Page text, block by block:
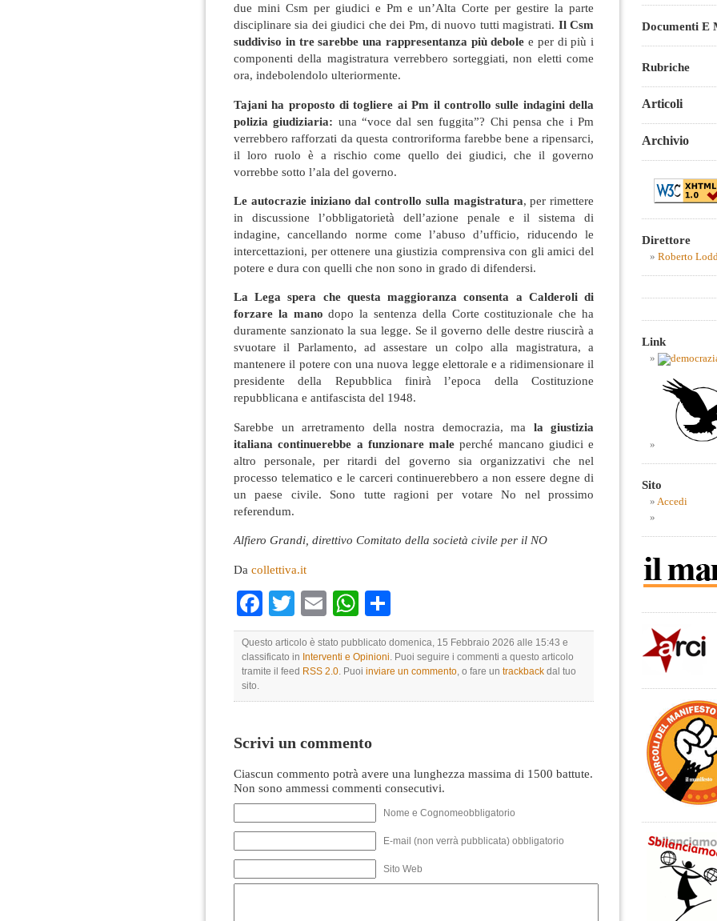
due mini Csm per giudici e Pm e un’Alta Corte per gestire la parte
disciplinare sia dei giudici che dei Pm, di nuovo tutti magistrati. Il Csm
suddiviso in tre sarebbe una rappresentanza più debole e per di più i
componenti della magistratura verrebbero sorteggiati, non eletti come
ora, indebolendolo ulteriormente.
Tajani ha proposto di togliere ai Pm il controllo sulle indagini della
polizia giudiziaria: una “voce dal sen fuggita”? Chi pensa che i Pm
verrebbero rafforzati da questa controriforma farebbe bene a ripensarci,
il loro ruolo è a rischio come quello dei giudici, che il governo
vorrebbe sotto l’ala del governo.
Le autocrazie iniziano dal controllo sulla magistratura, per rimettere
in discussione l’obbligatorietà dell’azione penale e il sistema di
indagine, cancellando norme come l’abuso d’ufficio, riducendo le
intercettazioni, per ottenere una giustizia comprensiva con gli amici del
potere e dura con quelli che non sono in grado di difendersi.
La Lega spera che questa maggioranza consenta a Calderoli di
forzare la mano dopo la sentenza della Corte costituzionale che ha
duramente sanzionato la sua legge. Se il governo delle destre riuscirà a
svuotare il Parlamento, ad assestare un colpo alla magistratura, a
mantenere il potere con una nuova legge elettorale e a ridimensionare il
presidente della Repubblica finirà l’epoca della Costituzione
repubblicana e antifascista del 1948.
Sarebbe un arretramento della nostra democrazia, ma la giustizia
italiana continuerebbe a funzionare maleperché mancano giudici e
altro personale, per ritardi del governo sia organizzativi che nel
processo telematico e le carceri continuerebbero a non essere degne di
un paese civile. Sono tutte ragioni per votare No nel prossimo
referendum.
Alfiero Grandi, direttivo Comitato della società civile per il NO
Da collettiva.it
Facebook
TwitterEmailWhatsApp
Questo articolo è stato pubblicato domenica, 15 Febbraio 2026 alle 15:43 e
classificato in Interventi e Opinioni . Puoi seguire i commenti a questo articolo
tramite il feed RSS 2.0 . Puoi inviare un commento , o fare un trackback dal tuo
sito.
Scrivi un commento
Ciascun commento potrà avere una lunghezza massima di 1500 battute.
Non sono ammessi commenti consecutivi.
Nome e Cognomeobbligatorio
E-mail (non verrà pubblicata) obbligatorio
Sito Web
Documenti E
Rubriche
Articoli
Archivio
Direttore
Roberto
Link
Sito
Accedi